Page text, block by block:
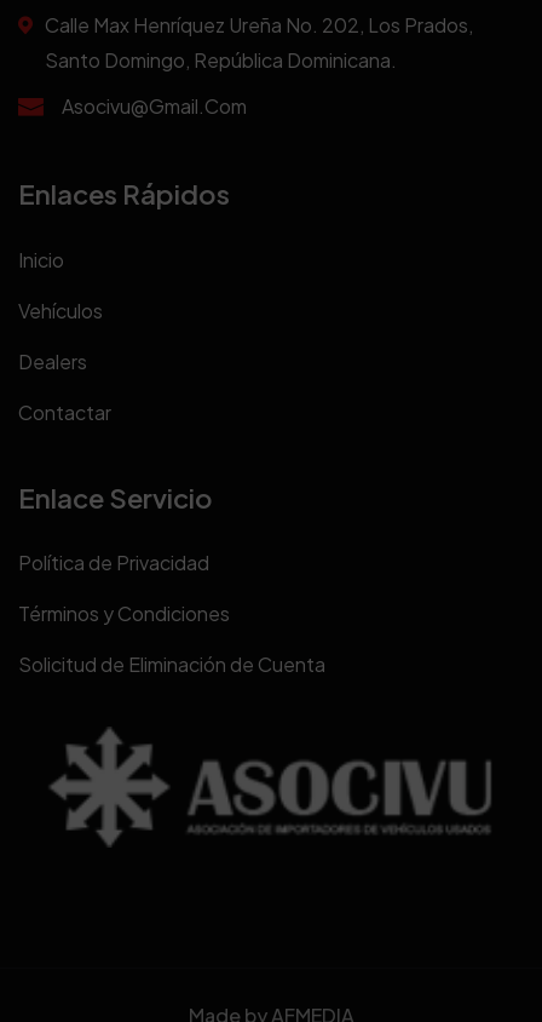
Calle Max Henríquez Ureña No. 202, Los Prados,
Santo Domingo, República Dominicana.
Asocivu@gmail.com
Enlaces Rápidos
Inicio
Vehículos
Dealers
Contactar
Enlace Servicio
Política de Privacidad
Términos y Condiciones
Solicitud de Eliminación de Cuenta
Made byAFMEDIA